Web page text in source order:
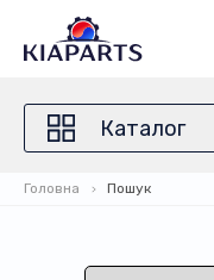
Каталог
Головна Пошук